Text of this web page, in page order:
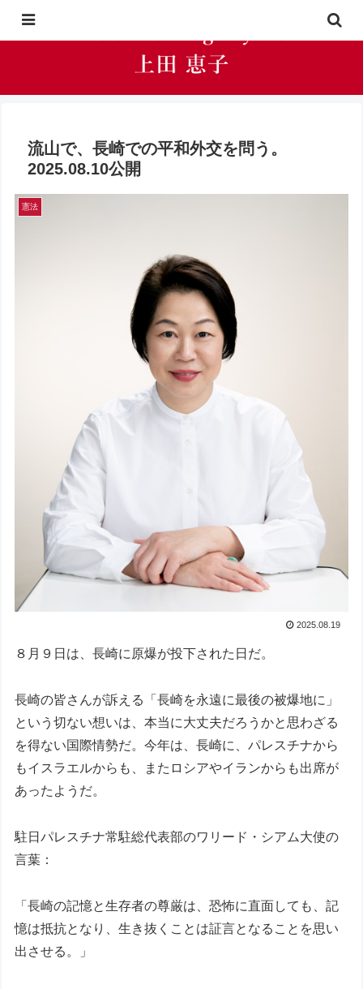
流山で、長崎での平和外交を問う。
2025.08.10公開
憲法
2025.08.19
８月９日は、長崎に原爆が投下された日だ。
長崎の皆さんが訴える「長崎を永遠に最後の被爆地に」
という切ない想いは、本当に大丈夫だろうかと思わざる
を得ない国際情勢だ。今年は、長崎に、パレスチナから
もイスラエルからも、またロシアやイランからも出席が
あったようだ。
駐日パレスチナ常駐総代表部のワリード・シアム大使の
言葉：
「長崎の記憶と生存者の尊厳は、恐怖に直面しても、記
憶は抵抗となり、生き抜くことは証言となることを思い
出させる。」